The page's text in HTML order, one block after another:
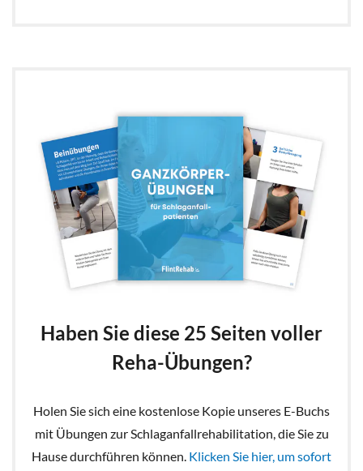
Haben Sie diese 25 Seiten voller
Reha-Übungen?
Holen Sie sich eine kostenlose Kopie unseres E-Buchs
mit Übungen zur Schlaganfallrehabilitation, die Sie zu
Hause durchführen können. Klicken Sie hier, um sofort